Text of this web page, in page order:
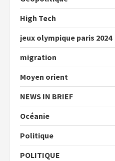
High Tech
jeux olympique paris 2024
migration
Moyen orient
NEWS IN BRIEF
Océanie
Politique
POLITIQUE